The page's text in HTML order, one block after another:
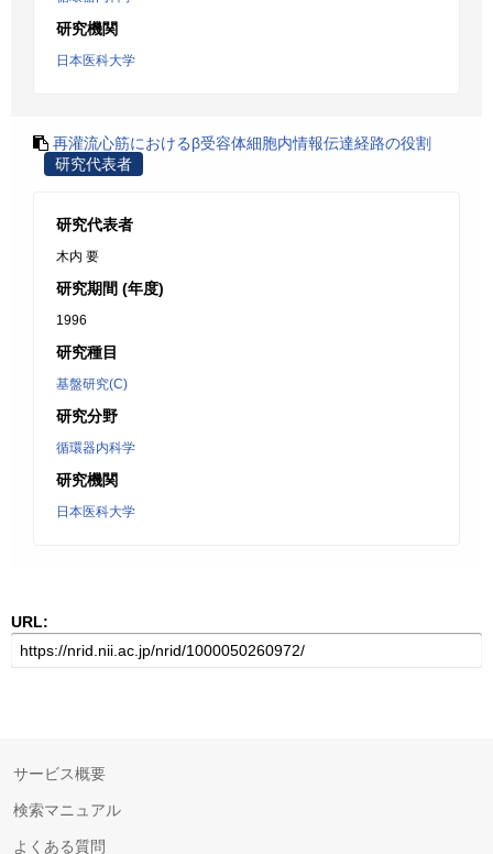
研究機関
日本医科大学
再灌流心筋におけるβ受容体細胞内情報伝達経路の役割
研究代表者
研究代表者
木内 要
研究期間 (年度)
1996
研究種目
基盤研究(C)
研究分野
循環器内科学
研究機関
日本医科大学
URL:
サービス概要
検索マニュアル
よくある質問